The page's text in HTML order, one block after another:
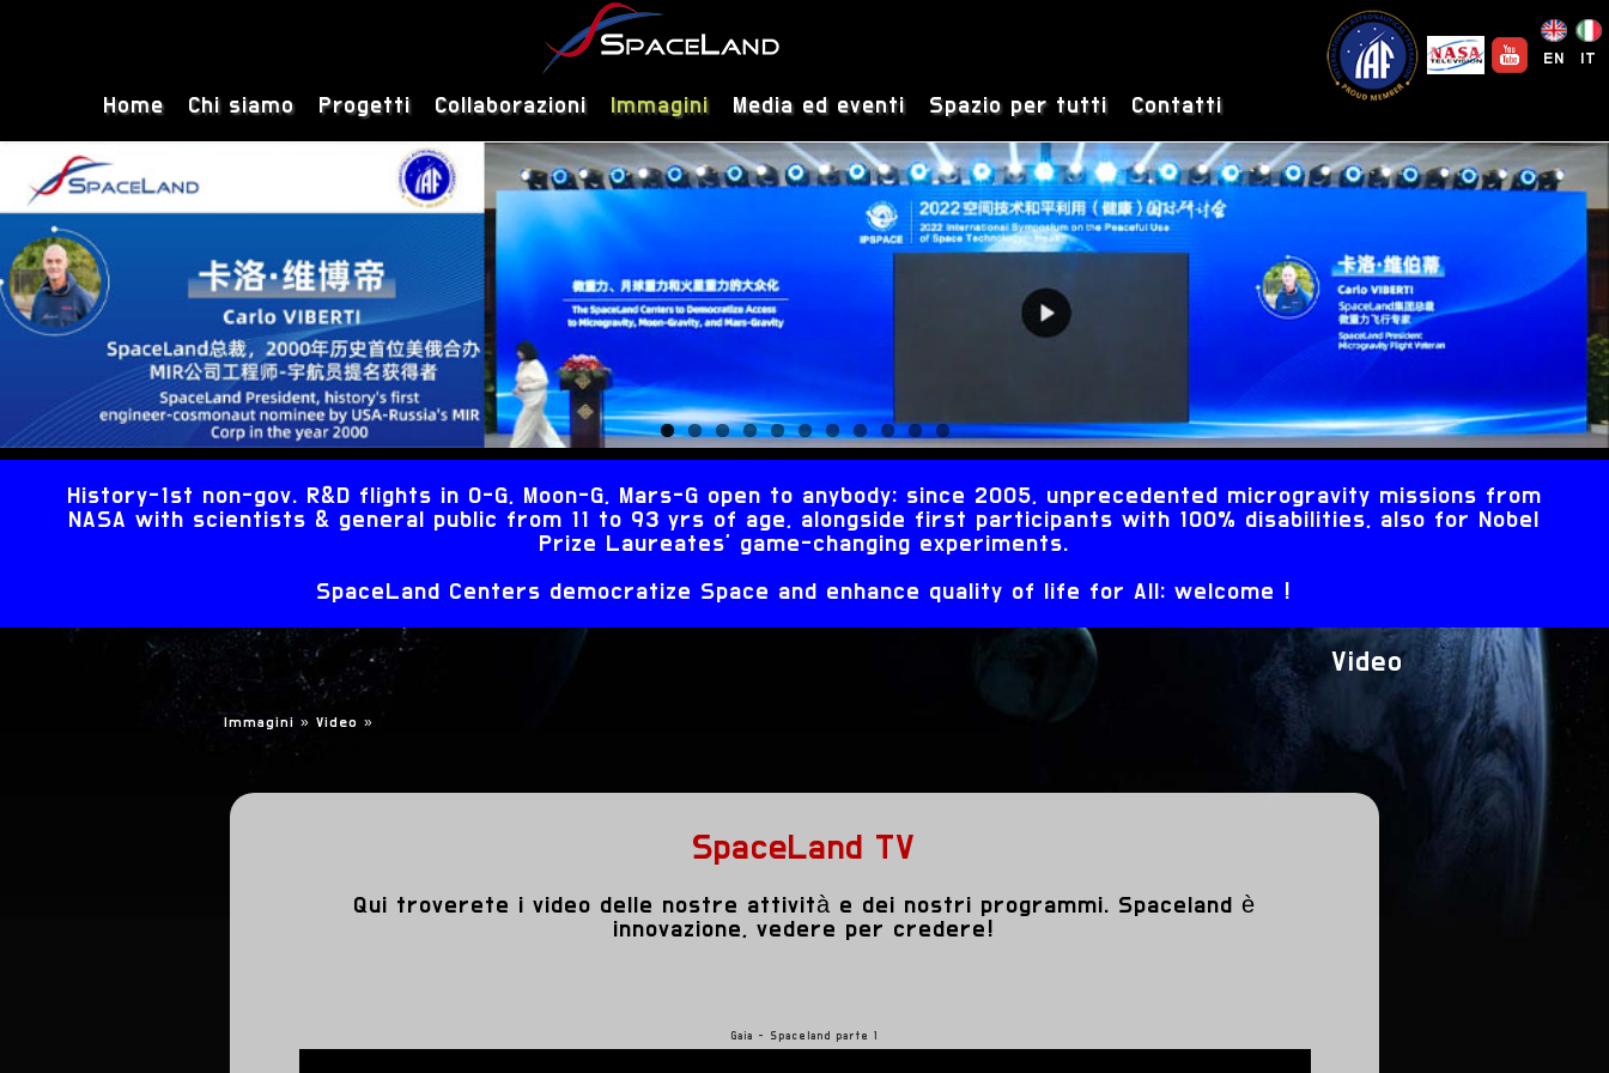
EN IT
Home Chi siamo Progetti Collaborazioni Immagini Media ed eventi Spazio per tutti Contatti
History-1st non-gov. R&D flights in 0-G, Moon-G, Mars-G open to anybody: since 2005, unprecedented microgravity missions from
NASA with scientists & general public from 11 to 93 yrs of age, alongside first participants with 100% disabilities, also for Nobel
Prize Laureates' game-changing experiments.
SpaceLand Centers democratize Space and enhance quality of life for All: welcome !
Video
Immagini » Video »
SpaceLand TV
Qui troverete i video delle nostre attività e dei nostri programmi. Spaceland è
innovazione, vedere per credere!
Gaia - Spaceland parte 1